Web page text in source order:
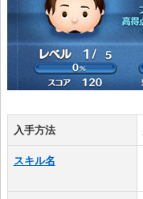
入手方法
スキル名